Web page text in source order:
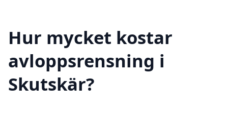
Hur mycket kostar
avloppsrensning i
Skutskär?